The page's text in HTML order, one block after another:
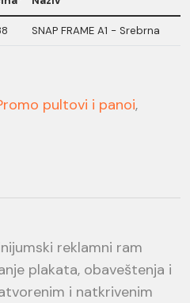
SNAP FRAME A1 - Srebrna
pultovi i panoi,
reklamni ram
plakata, obaveštenja i
i natkrivenim